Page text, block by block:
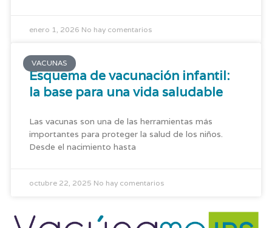
enero 1, 2026 No hay comentarios
VACUNAS
Esquema de vacunación infantil:
la base para una vida saludable
Las vacunas son una de las herramientas más
importantes para proteger la salud de los niños.
Desde el nacimiento hasta
octubre 22, 2025 No hay comentarios